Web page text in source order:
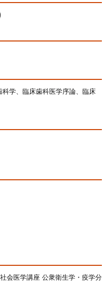
学、臨床歯科医学序論、臨床
会医学講座 公衆衛生学・疫学分